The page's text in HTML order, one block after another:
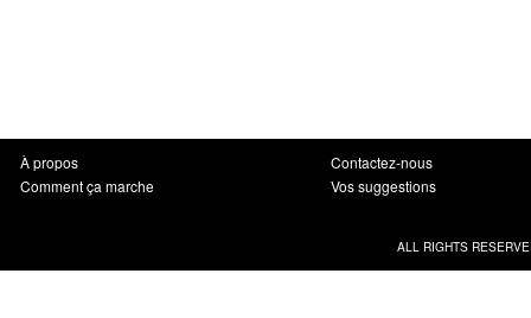
À propos
Comment ça marche
Contactez-nous
Vos suggestions
ALL RIGHTS